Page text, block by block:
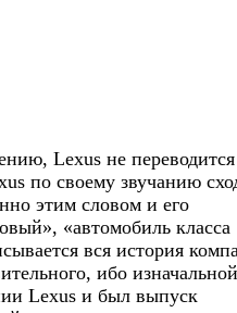
Lexus не
по своему звучанию
этим словом и его
«автомобиль класса
вся история
ибо изначальной
Lexus и был выпуск